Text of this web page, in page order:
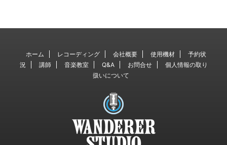
ホーム レコーディング 会社概要 使用機材
予約状
況
講師 音楽教室 Q&A お問合せ
個人情報の取り
扱いについて